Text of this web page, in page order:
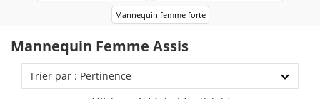
Mannequin femme forte
Mannequin Femme Assis
Trier par : Pertinence